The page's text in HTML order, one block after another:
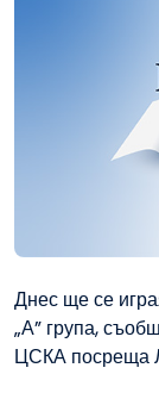
Днес ще се
„А” група,
ЦСКА посреща